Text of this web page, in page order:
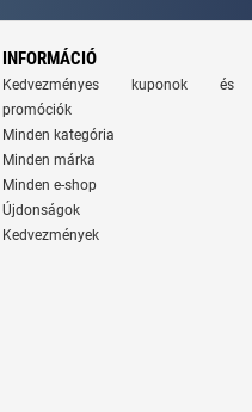
INFORMÁCIÓ
Kedvezményes kuponok és
promóciók
Minden kategória
Minden márka
Minden e-shop
Újdonságok
Kedvezmények